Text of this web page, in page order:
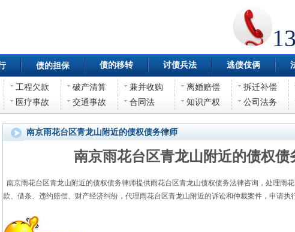
债的担保 债的移转 讨债兵法 逃债伎俩
工程欠款 破产清算 兼并收购 离婚赔偿 拆迁补偿
医疗事故 交通事故 合同法 知识产权 公司法务
南京雨花台区青龙山附近的债权债务律师
南京雨花台区青龙山附近的债权债
南京雨花台区青龙山附近的债权债务律师提供雨花台区青龙山债权债务法律咨询，处理雨
款、借条、违约赔偿、财产经济纠纷，代理雨花台区青龙山附近的诉讼和仲裁案件，申请执